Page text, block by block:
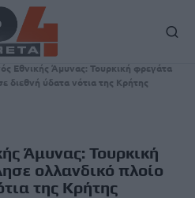
Εθνικής Άμυνας: Τουρκική φρεγάτα
διεθνή ύδατα νότια της Κρήτης
Άμυνας: Τουρκική
ολλανδικό πλοίο
της Κρήτης